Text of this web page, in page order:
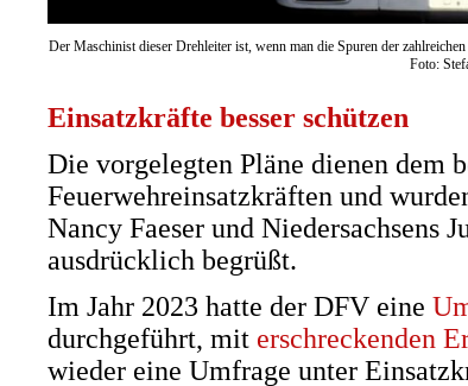
Der Maschinist dieser Drehleiter ist, wenn man die Spuren der
Foto:
Einsatzkräfte besser schützen
Die vorgelegten Pläne dienen dem
Feuerwehreinsatzkräften und
Nancy Faeser und Niedersachsens
ausdrücklich begrüßt.
Im Jahr 2023 hatte der DFV eine
durchgeführt, mit erschreckenden
wieder eine Umfrage unter